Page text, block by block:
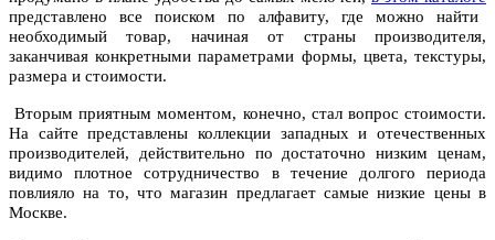
представлено все поиском по алфавиту, где можно найти
необходимый товар, начиная от страны производителя,
заканчивая конкретными параметрами формы, цвета, текстуры,
размера и стоимости.
Вторым приятным моментом, конечно, стал вопрос стоимости.
На сайте представлены коллекции западных и отечественных
производителей, действительно по достаточно низким ценам,
видимо плотное сотрудничество в течение долгого периода
повлияло на то, что магазин предлагает самые низкие цены в
Москве.